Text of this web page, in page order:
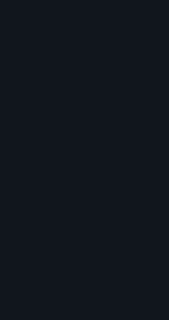
宇宙の一角に吐息す
な鳥がいて人もいる
う 見えなかった視界
いる現在、その存在
本にとって口語自由
もっともふさわしい
本にとっても、また